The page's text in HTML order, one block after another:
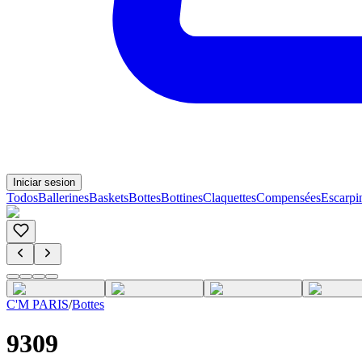
Iniciar sesion
TodosBallerinesBasketsBottesBottinesClaquettesCompensées
C'M PARIS/Bottes
9309